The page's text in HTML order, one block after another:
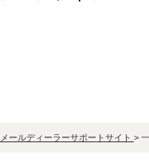
メールディーラーサポートサイト >